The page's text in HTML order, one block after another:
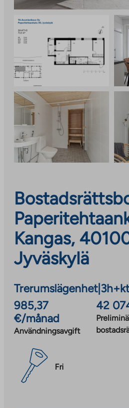
Kangas,
Jyväskylä
Trerumslägenhet|
985,37
€/månad
Användningsavgift
42
Fri